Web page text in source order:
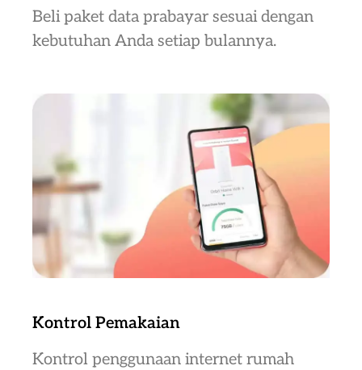
Beli paket data prabayar sesuai dengan
kebutuhan Anda setiap bulannya.
Kontrol Pemakaian
Kontrol penggunaan internet rumah